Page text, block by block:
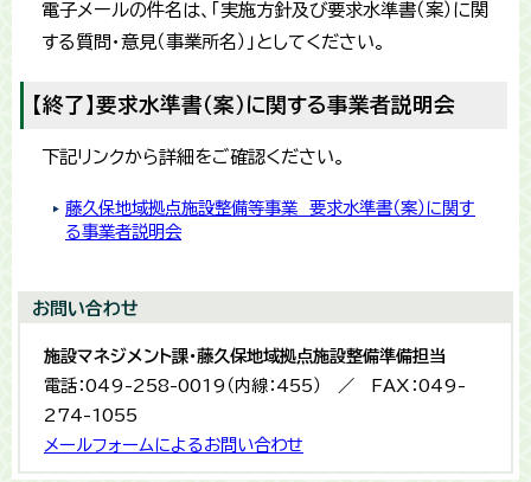
電子メールの件名は、「実施方針及び要求水準書（案）に関
する質問・意見（事業所名）」としてください。
【終了】要求水準書（案）に関する事業者説明会
下記リンクから詳細をご確認ください。
藤久保地域拠点施設整備等事業 要求水準書（案）に関す
る事業者説明会
お問い合わせ
施設マネジメント課・藤久保地域拠点施設整備準備担当
電話：049-258-0019（内線：455） ／ FAX：049-
274-1055
メールフォームによるお問い合わせ